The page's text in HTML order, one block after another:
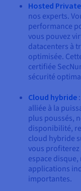
Hosted
nos experts.
performance
vous pouvez
datacenters à
optimisée.
certifiée
sécurité
Cloud hybride
alliée à la
plus poussés,
disponibilité,
cloud hybride
vous profiterez
espace
applications
importantes.